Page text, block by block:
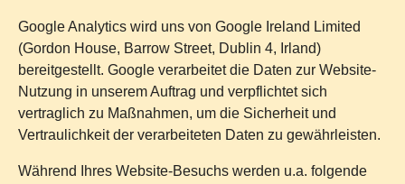
Google Analytics wird uns von Google Ireland Limited
(Gordon House, Barrow Street, Dublin 4, Irland)
bereitgestellt. Google verarbeitet die Daten zur Website-
Nutzung in unserem Auftrag und verpflichtet sich
vertraglich zu Maßnahmen, um die Sicherheit und
Vertraulichkeit der verarbeiteten Daten zu gewährleisten.
Während Ihres Website-Besuchs werden u.a. folgende